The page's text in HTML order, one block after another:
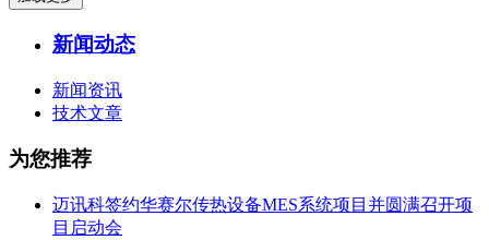
新闻动态
新闻资讯
技术文章
为您推荐
迈讯科签约华赛尔传热设备MES系统项目并圆满召开项
目启动会